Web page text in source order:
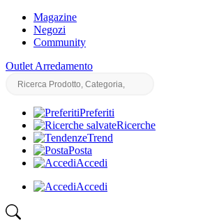
Magazine
Negozi
Community
Outlet Arredamento
Preferiti
Ricerche
Trend
Posta
Accedi
Accedi